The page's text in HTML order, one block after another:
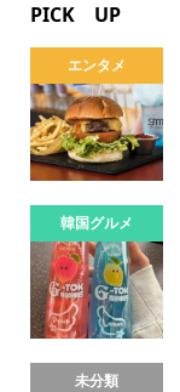
PICK UP
エンタメ
韓国グルメ
未分類